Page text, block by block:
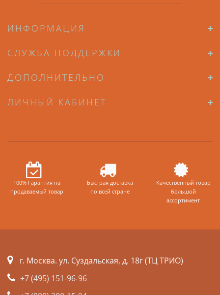
ИНФОРМАЦИЯ
СЛУЖБА ПОДДЕРЖКИ
ДОПОЛНИТЕЛЬНО
ЛИЧНЫЙ КАБИНЕТ
100% Гарантия на
продаваемый товар
Быстрая доставка
по всей стране
Качественный товар
большой
ассортимент
г. Москва. ул. Суздальская, д. 18г (ТЦ ТРИО)
+7 (495) 151-96-96